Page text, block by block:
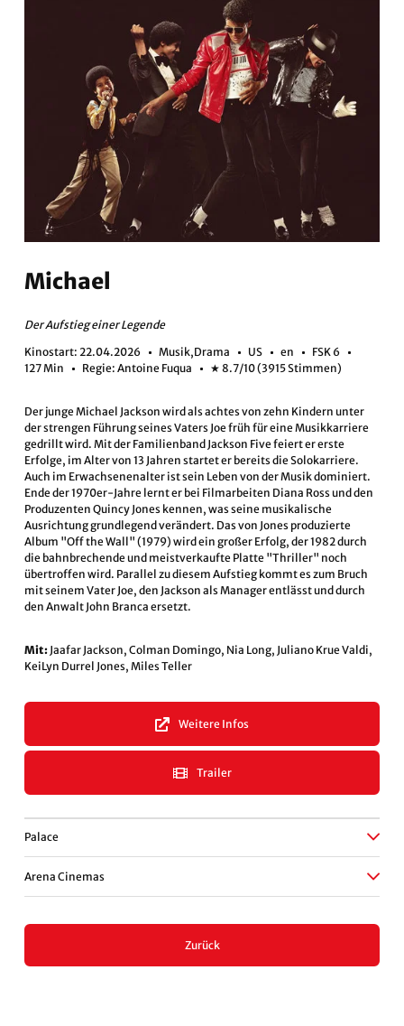
Michael
Der Aufstieg einer Legende
Kinostart: 22.04.2026
Musik,Drama US en
FSK 6
127 Min
Regie: Antoine Fuqua ★ 8.7/10 (3915 Stimmen)
Der junge Michael Jackson wird als achtes von zehn Kindern unter
der strengen Führung seines Vaters Joe früh für eine Musikkarriere
gedrillt wird. Mit der Familienband Jackson Five feiert er erste
Erfolge, im Alter von 13 Jahren startet er bereits die Solokarriere.
Auch im Erwachsenenalter ist sein Leben von der Musik dominiert.
Ende der 1970er-Jahre lernt er bei Filmarbeiten Diana Ross und den
Produzenten Quincy Jones kennen, was seine musikalische
Ausrichtung grundlegend verändert. Das von Jones produzierte
Album "Off the Wall" (1979) wird ein großer Erfolg, der 1982 durch
die bahnbrechende und meistverkaufte Platte "Thriller" noch
übertroffen wird. Parallel zu diesem Aufstieg kommt es zum Bruch
mit seinem Vater Joe, den Jackson als Manager entlässt und durch
den Anwalt John Branca ersetzt.
Mit: Jaafar Jackson, Colman Domingo, Nia Long, Juliano Krue Valdi,
KeiLyn Durrel Jones, Miles Teller
Weitere Infos
Trailer
Palace
Arena Cinemas
Zurück